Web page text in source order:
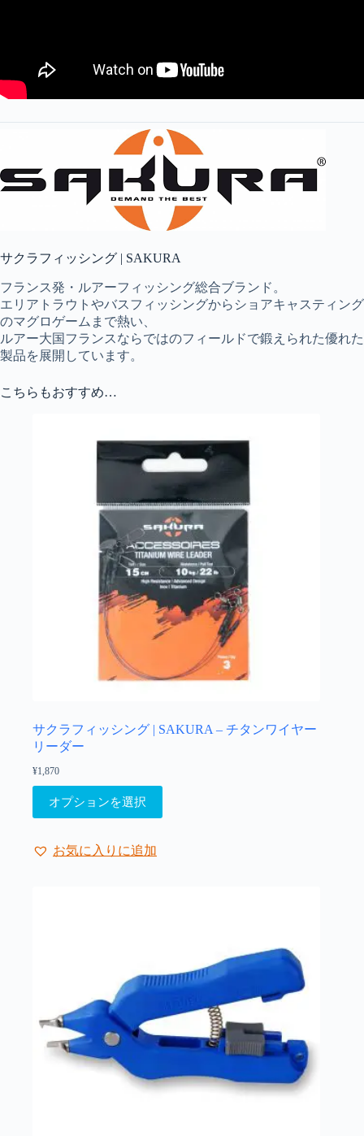
サクラフィッシング | SAKURA
フランス発・ルアーフィッシング総合ブランド。
エリアトラウトやバスフィッシングからショアキャスティング
のマグロゲームまで熱い、
ルアー大国フランスならではのフィールドで鍛えられた優れた
製品を展開しています。
こちらもおすすめ…
サクラフィッシング | SAKURA – チタンワイヤー
リーダー
¥1,870
オプションを選択
品
に
ョ
お気に入りに追加